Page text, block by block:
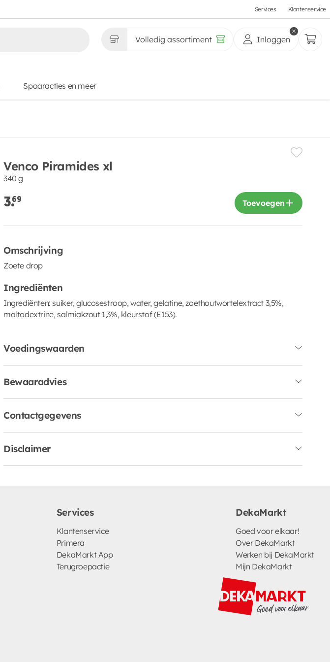
Services Klantenservice
Volledig assortiment Inloggen
Spaaracties en meer
Venco Piramides xl
340 g
3.69 Toevoegen
Omschrijving
Zoete drop
Ingrediënten
Ingrediënten: suiker, glucosestroop, water, gelatine, zoethoutwortelextract 3,5%,
maltodextrine, salmiakzout 1,3%, kleurstof (E153).
Voedingswaarden
Bewaaradvies
Contactgegevens
Disclaimer
Services
Klantenservice
Primera
DekaMarkt App
Terugroepactie
DekaMarkt
Goed voor elkaar!
Over DekaMarkt
Werken bij DekaMarkt
Mijn DekaMarkt